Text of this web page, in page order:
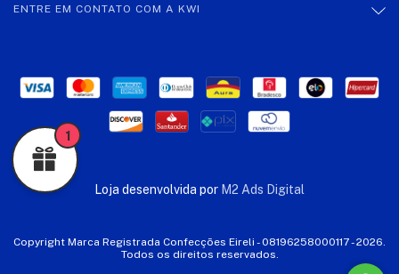
ENTRE EM CONTATO COM A KWI
Loja desenvolvida por M2 Ads Digital
Copyright Marca Registrada Confecções Eireli - 08196258000117 - 2026.
Todos os direitos reservados.
1